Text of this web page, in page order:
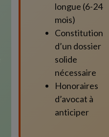
longue (6-24
mois)
Constitution
d’un dossier
solide
nécessaire
Honoraires
d’avocat à
anticiper